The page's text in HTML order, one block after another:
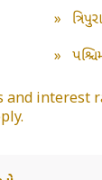
»
»
interest